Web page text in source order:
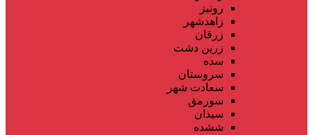
رونیز
زاهدشهر
زرقان
زرین دشت
سده
سروستان
سعادت شهر
سورمق
سیدان
ششده